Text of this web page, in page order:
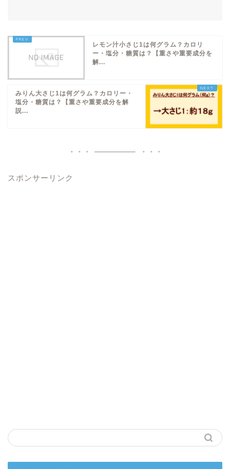
レモン汁小さじ1は何グラム？カロリ
ー・塩分・糖質は？【重さや重要成分を
解...
みりん大さじ1は何グラム？カロリー・
塩分・糖質は？【重さや重要成分を解
説...
スポンサーリンク